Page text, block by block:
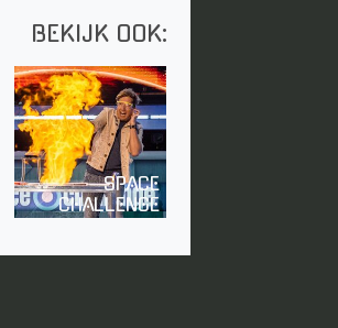
BEKIJK OOK:
SPACE
CHALLENGE